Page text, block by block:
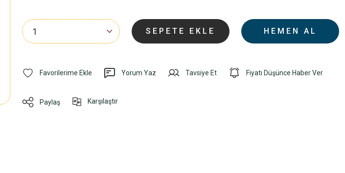
SEPETE EKLE HEMEN AL
Yorum Yaz Tavsiye Et Fiyatı Düşünce Haber Ver
Paylaş Karşılaştır